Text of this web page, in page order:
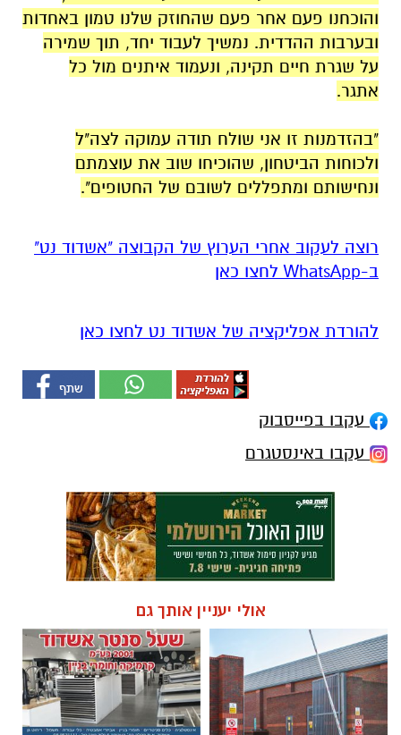
והוכחנו פעם אחר פעם שהחוזק שלנו טמון באחדות
ובערבות ההדדית. נמשיך לעבוד יחד, תוך שמירה
על שגרת חיים תקינה, ונעמוד איתנים מול כל
אתגר.
"בהזדמנות זו אני שולח תודה עמוקה לצה"ל
ולכוחות הביטחון, שהוכיחו שוב את עוצמתם
ונחישותם ומתפללים לשובם של החטופים".
רוצה לעקוב אחרי הערוץ של הקבוצה "אשדוד נט"
ב-WhatsApp לחצו כאן
להורדת אפליקציה של אשדוד נט לחצו כאן
עקבו בפייסבוק
עקבו באינסטגרם
אולי יעניין אותך גם